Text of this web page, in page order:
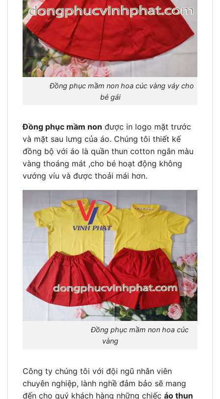
Đồng phục mầm non hoa cúc vàng váy cho
bé gái
Đồng phục mầm non được in logo mặt trước
và mặt sau lưng của áo. Chúng tôi thiết kế
đồng bộ với áo là quần thun cotton ngắn màu
vàng thoáng mát ,cho bé hoạt động không
vướng víu và được thoải mái hơn.
Đồng phục mầm non hoa cúc
vàng
Công ty chúng tôi với đội ngũ nhân viên
chuyên nghiệp, lành nghề đảm bảo sẽ mang
đến cho quý khách hàng những chiếc áo thun